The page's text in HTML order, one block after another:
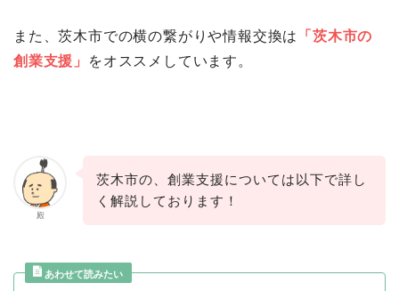
また、茨木市での横の繋がりや情報交換は
「茨木市の
創業支援」
をオススメしています。
殿
茨木市の、創業支援については以下で詳し
く解説しております！